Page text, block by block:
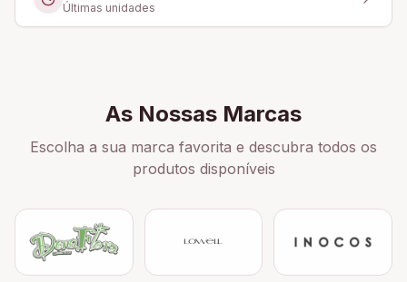
Últimas unidades
As Nossas Marcas
Escolha a sua marca favorita e descubra todos os
produtos disponíveis